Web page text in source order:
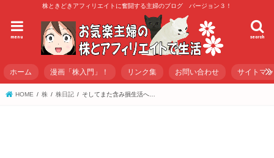
株ときどきアフィリエイトに奮闘する主婦のブログ バージョン３！
search
menu
ホーム 漫画「株入門」！ リンク集 お問い合わせ サイトマ
HOME 株 株日記 そしてまた含み損生活へ…